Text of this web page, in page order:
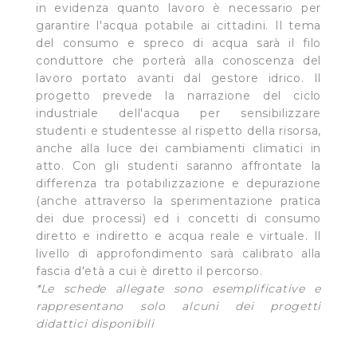
in evidenza quanto lavoro è necessario per
garantire l'acqua potabile ai cittadini. Il tema
del consumo e spreco di acqua sarà il filo
conduttore che porterà alla conoscenza del
lavoro portato avanti dal gestore idrico. Il
progetto prevede la narrazione del ciclo
industriale dell'acqua per sensibilizzare
studenti e studentesse al rispetto della risorsa,
anche alla luce dei cambiamenti climatici in
atto. Con gli studenti saranno affrontate la
differenza tra potabilizzazione e depurazione
(anche attraverso la sperimentazione pratica
dei due processi) ed i concetti di consumo
diretto e indiretto e acqua reale e virtuale. Il
livello di approfondimento sarà calibrato alla
fascia d'età a cui è diretto il percorso.
*Le schede allegate sono esemplificative e
rappresentano solo alcuni dei progetti
didattici disponibili